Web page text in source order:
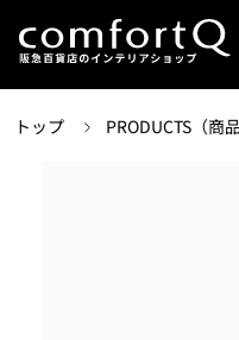
トップ PRODUCTS（商